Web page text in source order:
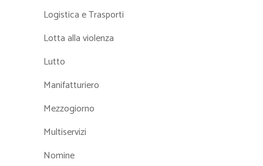
Logistica e Trasporti
Lotta alla violenza
Lutto
Manifatturiero
Mezzogiorno
Multiservizi
Nomine